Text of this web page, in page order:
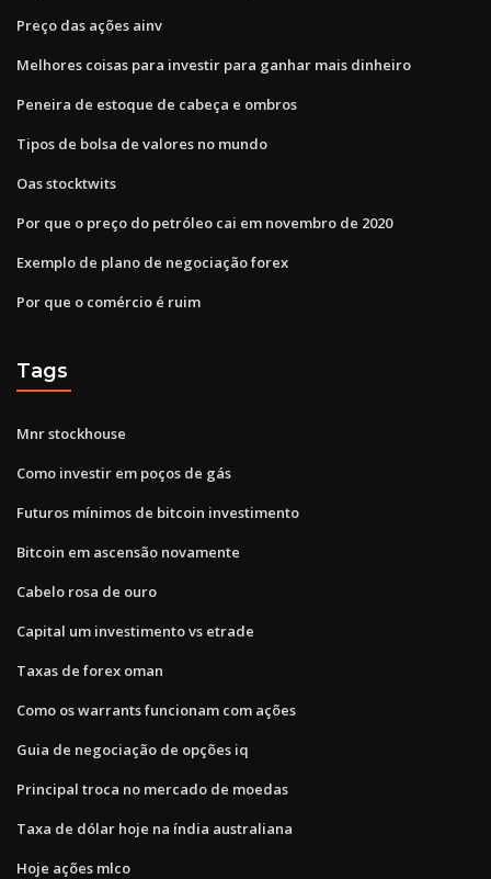
Preço das ações ainv
Melhores coisas para investir para ganhar mais dinheiro
Peneira de estoque de cabeça e ombros
Tipos de bolsa de valores no mundo
Oas stocktwits
Por que o preço do petróleo cai em novembro de 2020
Exemplo de plano de negociação forex
Por que o comércio é ruim
Tags
Mnr stockhouse
Como investir em poços de gás
Futuros mínimos de bitcoin investimento
Bitcoin em ascensão novamente
Cabelo rosa de ouro
Capital um investimento vs etrade
Taxas de forex oman
Como os warrants funcionam com ações
Guia de negociação de opções iq
Principal troca no mercado de moedas
Taxa de dólar hoje na índia australiana
Hoje ações mlco